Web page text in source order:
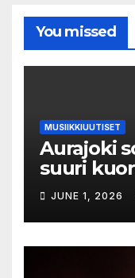
You missed
MUSIIKKIUUTISET
Aurajoki
suuri
JUNE 1, 2026